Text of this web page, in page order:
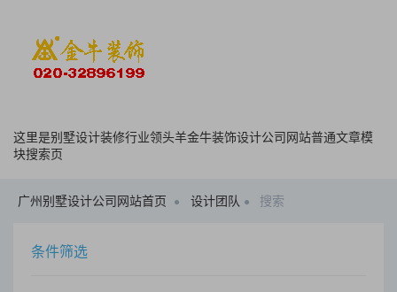
这里是别墅设计装修行业领头羊金牛装饰设计公司网站普通文章模
块搜索页
广州别墅设计公司网站首页 设计团队 搜索
条件筛选